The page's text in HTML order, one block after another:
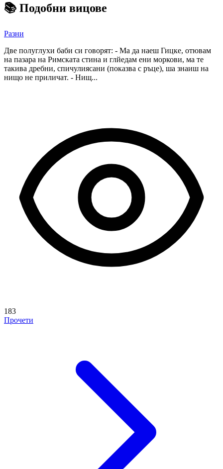
📚 Подобни вицове
Разни
Две полуглухи баби си говорят: - Ма да наеш Гицке, отювам
на пазара на Римската стина и глйедам ени моркови, ма те
такива дребни, спичулиясани (показва с ръце), ша знаиш на
нищо не приличат. - Нищ...
183
Прочети